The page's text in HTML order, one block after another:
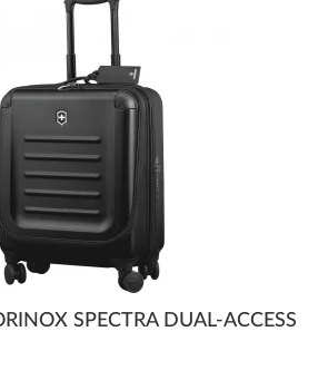
SPECTRA DUAL-ACCESS